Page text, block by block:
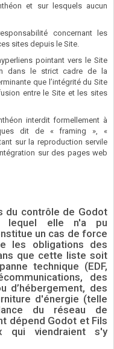
et sur lesquels aucun
concernant les
sites depuis le Site.
pointant vers le Site
dans le strict cadre de la
que l’intégrité du Site
entre le Site et les sites
interdit formellement à
dit de « framing », «
sur la reproduction servile
sur des pages web
du contrôle de Godot
lequel elle n'a pu
un cas de force
les obligations des
que cette liste soit
technique (EDF,
des
d’hébergement, des
d'énergie (telle
du réseau de
dépend Godot et Fils
qui viendraient s'y